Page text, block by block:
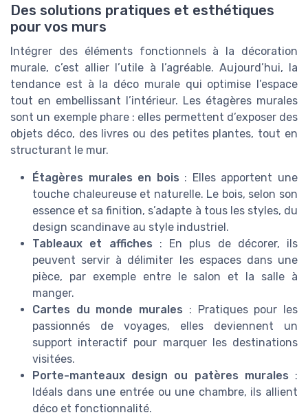
Des solutions pratiques et esthétiques
pour vos murs
Intégrer des éléments fonctionnels à la décoration
murale, c’est allier l’utile à l’agréable. Aujourd’hui, la
tendance est à la déco murale qui optimise l’espace
tout en embellissant l’intérieur. Les étagères murales
sont un exemple phare : elles permettent d’exposer des
objets déco, des livres ou des petites plantes, tout en
structurant le mur.
Étagères murales en bois : Elles apportent une
touche chaleureuse et naturelle. Le bois, selon son
essence et sa finition, s’adapte à tous les styles, du
design scandinave au style industriel.
Tableaux et affiches : En plus de décorer, ils
peuvent servir à délimiter les espaces dans une
pièce, par exemple entre le salon et la salle à
manger.
Cartes du monde murales : Pratiques pour les
passionnés de voyages, elles deviennent un
support interactif pour marquer les destinations
visitées.
Porte-manteaux design ou patères murales :
Idéals dans une entrée ou une chambre, ils allient
déco et fonctionnalité.